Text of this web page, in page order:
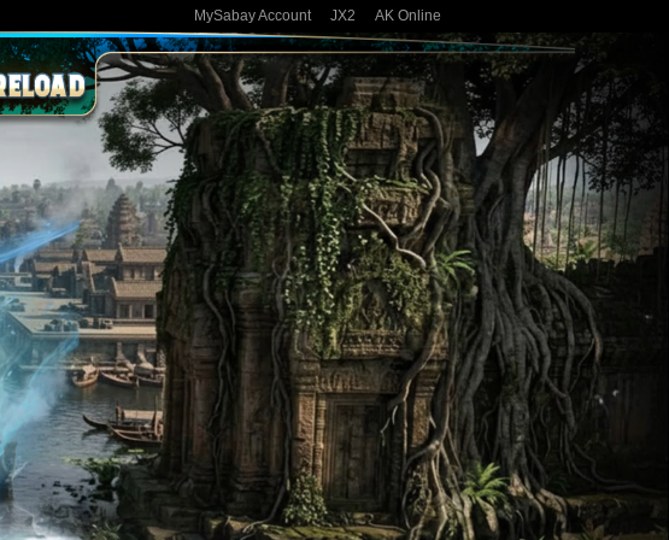
MySabay Account JX2 AK Online